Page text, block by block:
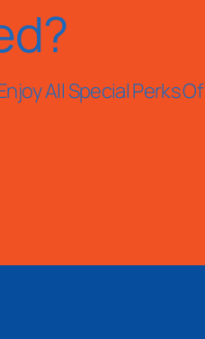
All Special Perks Of